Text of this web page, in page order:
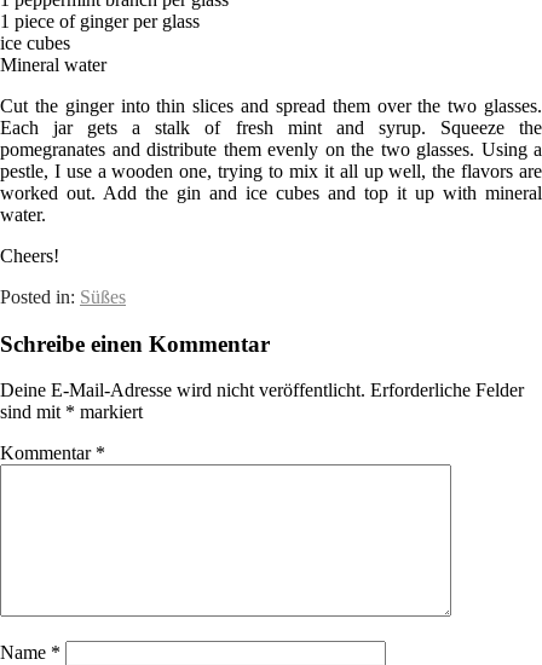
1 piece of ginger per glass
ice cubes
Mineral water
Cut the ginger into thin slices and spread them over the two glasses.
Each jar gets a stalk of fresh mint and syrup. Squeeze the
pomegranates and distribute them evenly on the two glasses. Using a
pestle, I use a wooden one, trying to mix it all up well, the flavors are
worked out. Add the gin and ice cubes and top it up with mineral
water.
Cheers!
Posted in: Süßes
Schreibe einen Kommentar
Deine E-Mail-Adresse wird nicht veröffentlicht. Erforderliche Felder
sind mit * markiert
Kommentar *
Name *